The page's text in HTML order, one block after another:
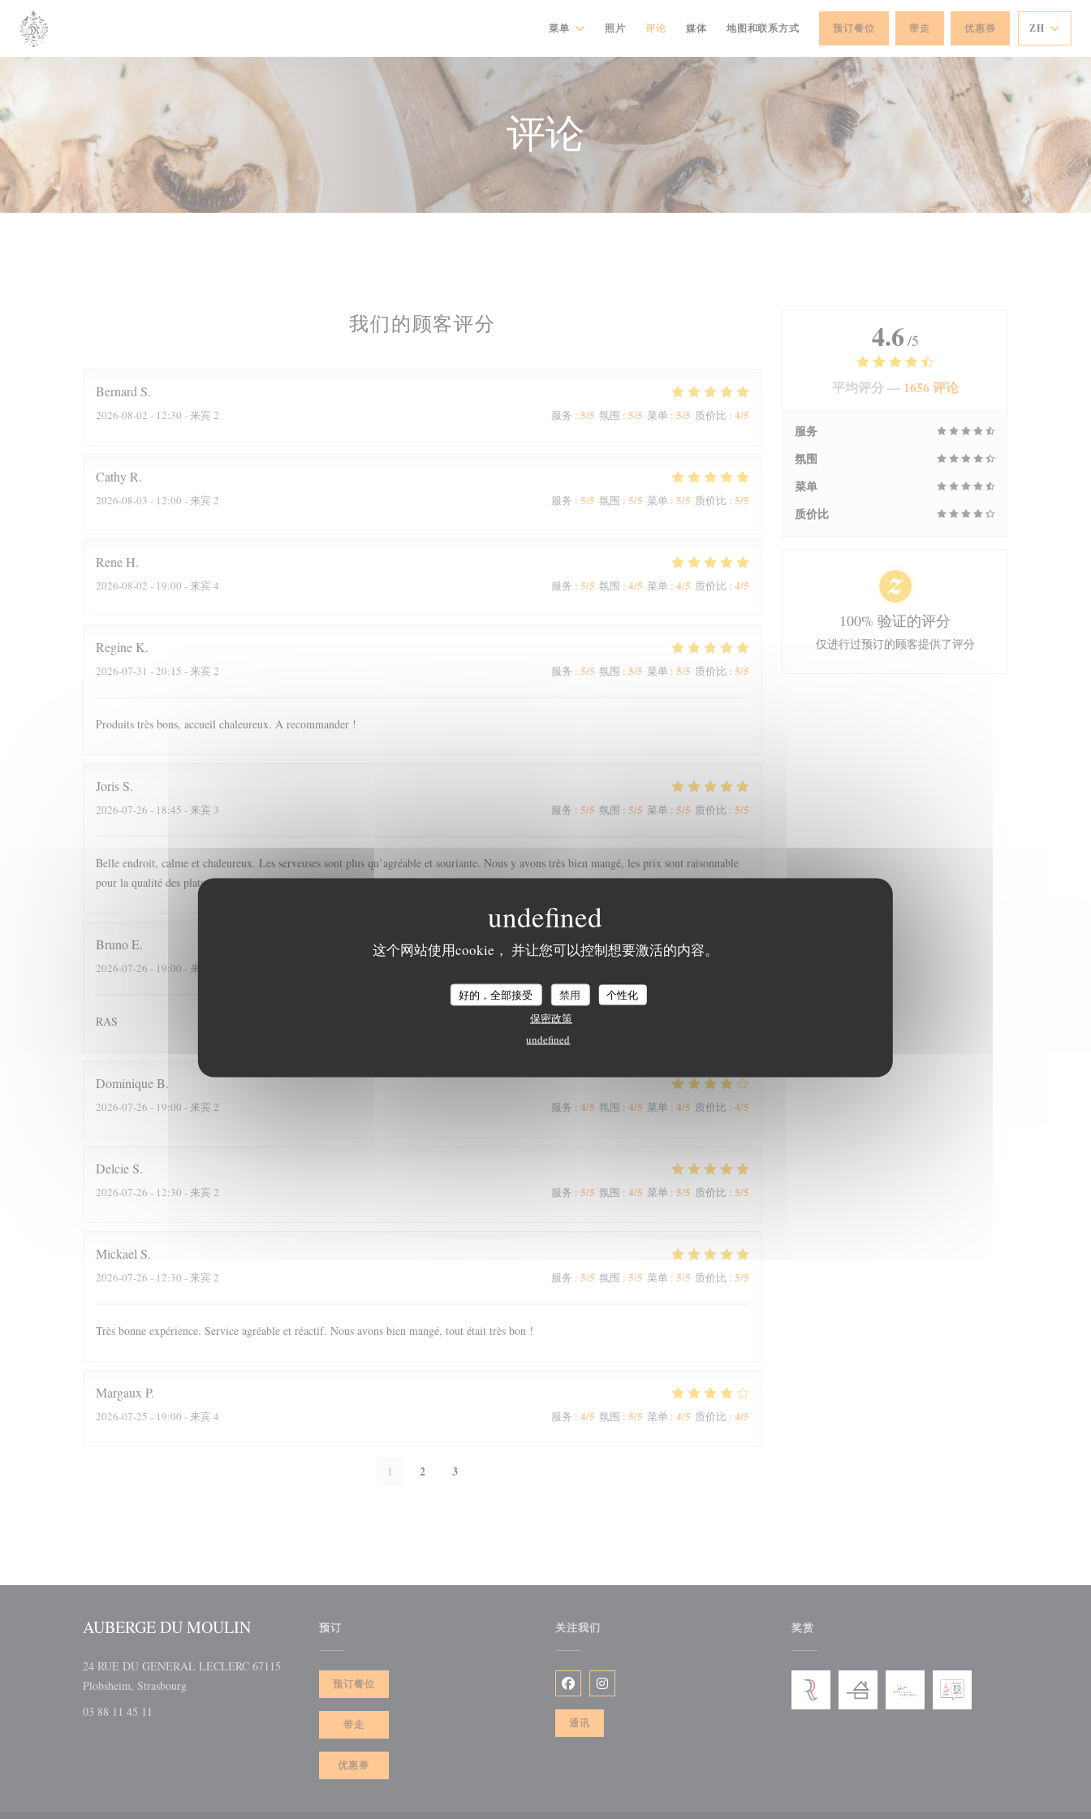
Cookie管理面板
这个网站使用cookie， 并让您可以控制想要激活的内容。
好的，全部接受 禁用
个性化
保密政策
undefined
菜单 照片 评论 媒体 地图和联系方式 预订餐位 带走 优惠券 ZH
评论
我们的顾客评分
Bernard S
2026-08-02 - 12:30 - 来宾 2 服务 : 5/5 氛围 : 5/5 菜单 : 5/5 质价比 : 4/5
CathyR
2026-08-03 - 12:00 - 来宾 2 服务 : 5/5 氛围 : 5/5 菜单 : 5/5 质价比 : 5/5
ReneH
2026-08-02 - 19:00 - 来宾 4 服务 : 5/5 氛围 : 4/5 菜单 : 4/5 质价比 : 4/5
Regine K
2026-07-31 - 20:15 - 来宾 2 服务 : 5/5 氛围 : 5/5 菜单 : 5/5 质价比 : 5/5
Produits très bons, accueil chaleureux. A recommander !
Joris S
2026-07-26 - 18:45 - 来宾 3 服务 : 5/5 氛围 : 5/5 菜单 : 5/5 质价比 : 5/5
Belle endroit, calme et chaleureux. Les serveuses sont plus qu’agréable et souriante. Nous y avons très bien mangé, les prix sont raisonnable
pour la qualité des plats, nous reviendrons
BrunoE
2026-07-26 - 19:00 - 来宾 4
RAS
DominiqueB
2026-07-26 - 19:00 - 来宾 2 服务 : 4/5 氛围 : 4/5 菜单 : 4/5 质价比 : 4/5
Delcie S
2026-07-26 - 12:30 - 来宾 2 服务 : 5/5 氛围 : 4/5 菜单 : 5/5 质价比 : 5/5
Mickael S
2026-07-26 - 12:30 - 来宾 2 服务 : 5/5 氛围 : 5/5 菜单 : 5/5 质价比 : 5/5
Très bonne expérience. Service agréable et réactif. Nous avons bien mangé, tout était très bon !
Margaux P
2026-07-25 - 19:00 - 来宾 4 服务 : 4/5 氛围 : 5/5 菜单 : 4/5 质价比 : 4/5
1 2 3
4.6 /5
平均评分 — 1656 评论
服务
氛围
菜单
质价比
100% 验证的评分
仅进行过预订的顾客提供了评分
AUBERGE DU MOULIN
24 RUE DU GENERAL LECLERC 67115
Plobsheim, Strasbourg((在新窗口中打开))
03 88 11 45 11
预订
预订餐位
带走
优惠券
关注我们
Facebook ((在新窗口中打开))
Instagram ((在新窗口中打开))
通讯
奖赏